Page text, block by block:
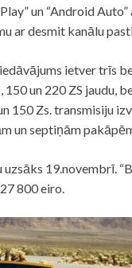
un “Android
ar desmit kanālu
ietver trīs
150 un 220 ZS
150 Zs. transmisiju
un septiņām
19.novembrī.
800 eiro.